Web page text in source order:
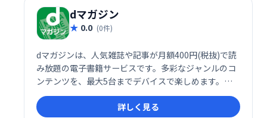
dマガジン
0.0 (0件)
dマガジンは、人気雑誌や記事が月額400円(税抜)で読
み放題の電子書籍サービスです。多彩なジャンルのコ
ンテンツを、最大5台までデバイスで楽しめます。い
つでもどこでも、好きな雑誌や記事を気軽に閲覧でき
ます。
詳しく見る